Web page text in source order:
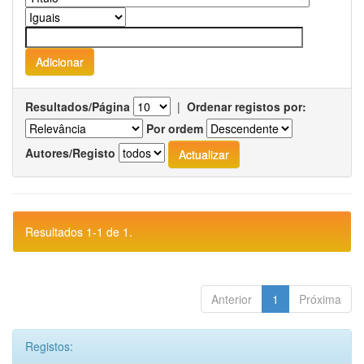
Resultados/Página | Ordenar registos por:
Por ordem
Autores/Registo
Resultados 1-1 de 1.
Anterior 1 Próxima
Registos: